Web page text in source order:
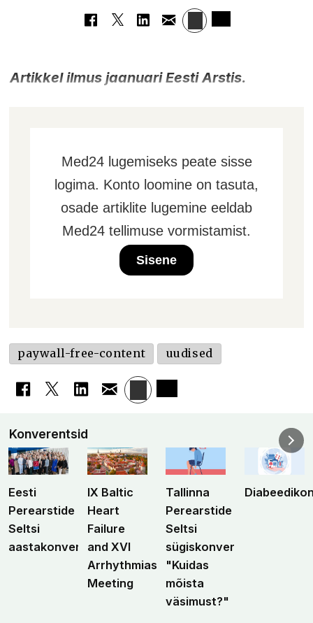
Artikkel ilmus jaanuari Eesti Arstis.
Med24 lugemiseks peate sisse
logima. Konto loomine on tasuta,
osade artiklite lugemine eeldab
Med24 tellimuse vormistamist.
Sisene
paywall-free-content uudised
Konverentsid
Eesti
Perearstide
Seltsi
aastakonverents
IX Baltic
Heart
Failure
and XVI
Arrhythmias
Meeting
Tallinna
Perearstide
Seltsi
sügiskonverents
"Kuidas
mõista
väsimust?"